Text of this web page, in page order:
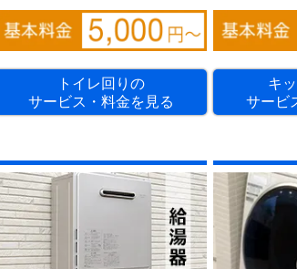
トイレ回りの
サービス・料金を見る
キ
サービ